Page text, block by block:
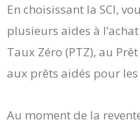
En choisissant la SCI,
plusieurs aides à
Taux Zéro (PTZ), au Prêt
aux prêts aidés pour
Au moment de la